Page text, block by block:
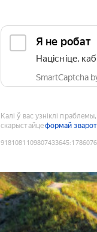
Я не робат
Націсніце,
SmartCaptcha
Калі ў вас узніклі
скарыстайцеформай
9181081109807433645: